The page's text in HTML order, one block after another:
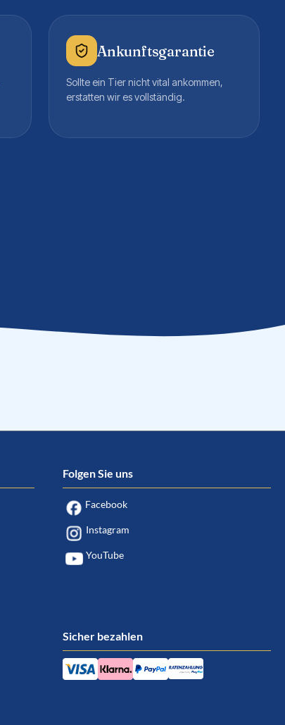
Ankunftsgarantie
Sollte ein Tier nicht vital ankommen,
erstatten wir es vollständig.
Folgen Sie uns
Facebook
Instagram
YouTube
Sicher bezahlen